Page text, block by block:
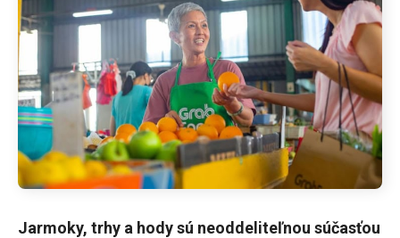
Jarmoky, trhy a hody sú neoddeliteľnou súčasťou